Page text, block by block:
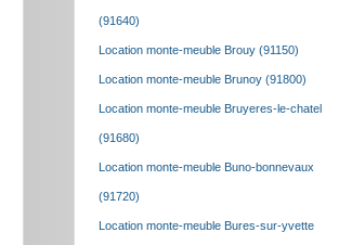
(91640)
Location monte-meuble Brouy (91150)
Location monte-meuble Brunoy (91800)
Location monte-meuble Bruyeres-le-chatel
(91680)
Location monte-meuble Buno-bonnevaux
(91720)
Location monte-meuble Bures-sur-yvette